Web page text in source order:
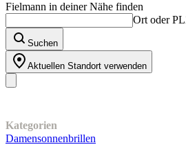
Fielmann in deiner Nähe finden
Ort oder
Suchen
Aktuellen Standort verwenden
Kategorien
Damensonnenbrillen